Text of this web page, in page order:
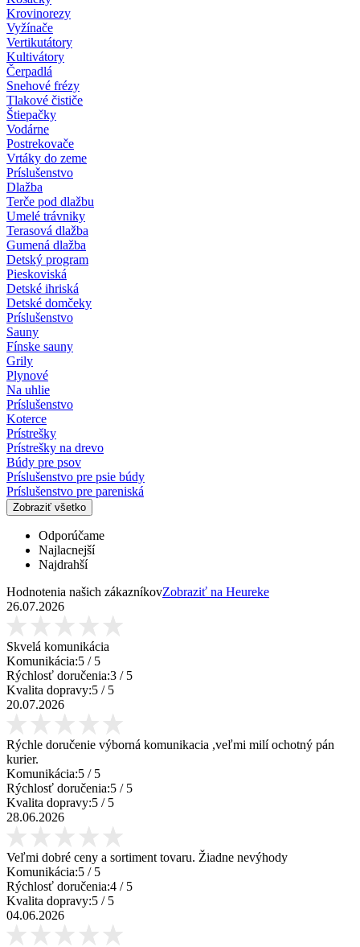
Krovinorezy
Vyžínače
Vertikutátory
Kultivátory
Čerpadlá
Snehové frézy
Tlakové čističe
Štiepačky
Vodárne
Postrekovače
Vrtáky do zeme
Príslušenstvo
Dlažba
Terče pod dlažbu
Umelé trávniky
Terasová dlažba
Gumená dlažba
Detský program
Pieskoviská
Detské ihriská
Detské domčeky
Príslušenstvo
Sauny
Fínske sauny
Grily
Plynové
Na uhlie
Príslušenstvo
Koterce
Prístrešky
Prístrešky na drevo
Búdy pre psov
Príslušenstvo pre psie búdy
Príslušenstvo pre pareniská
Zobraziť všetko
Odporúčame
Najlacnejší
Najdrahší
Hodnotenia našich zákazníkovZobraziť na Heureke
26.07.2026
Skvelá komunikácia
Komunikácia:5 / 5
Rýchlosť doručenia:3 / 5
Kvalita dopravy:5 / 5
20.07.2026
Rýchle doručenie výborná komunikacia ,veľmi milí ochotný pán
kurier.
Komunikácia:5 / 5
Rýchlosť doručenia:5 / 5
Kvalita dopravy:5 / 5
28.06.2026
Veľmi dobré ceny a sortiment tovaru. Žiadne nevýhody
Komunikácia:5 / 5
Rýchlosť doručenia:4 / 5
Kvalita dopravy:5 / 5
04.06.2026